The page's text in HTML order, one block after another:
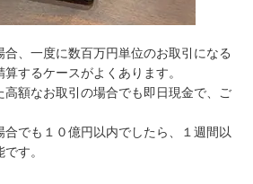
、一度に数百万円単位のお取引になる
するケースがよくあります。
額なお取引の場合でも即日現金で、ご
でも１０億円以内でしたら、１週間以
す。